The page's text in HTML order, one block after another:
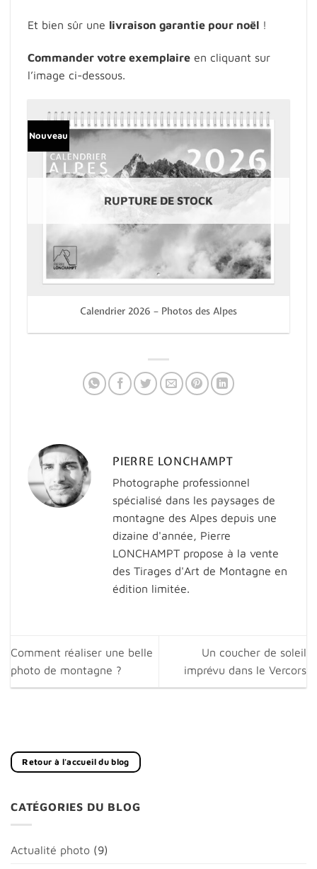
Et bien sûr une livraison garantie pour noël !
Commander votre exemplaire en cliquant sur
l’image ci-dessous.
Nouveau
RUPTURE DE STOCK
Calendrier 2026 – Photos des Alpes
PIERRE LONCHAMPT
Photographe professionnel
spécialisé dans les paysages de
montagne des Alpes depuis une
dizaine d'année, Pierre
LONCHAMPT propose à la vente
des Tirages d'Art de Montagne en
édition limitée.
Comment réaliser une belle
photo de montagne ?
Un coucher de soleil
imprévu dans le Vercors
Retour à l'accueil du blog
CATÉGORIES DU BLOG
Actualité photo (9)